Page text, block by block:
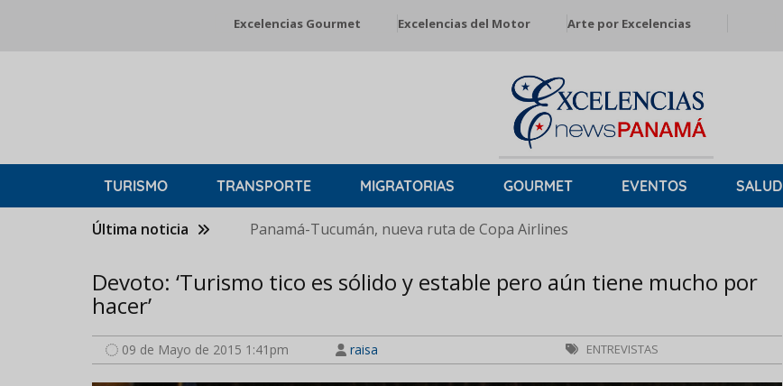
Excelencias Gourmet Excelencias del Motor Arte por Excelencias
TURISMO TRANSPORTE MIGRATORIAS GOURMET EVENTOS SALUD
Última noticia Panamá-Tucumán, nueva ruta de Copa Airlines
Devoto: ‘Turismo tico es sólido y estable pero aún tiene mucho por
hacer’
09 de Mayo de 2015 1:41pm raisa ENTREVISTAS